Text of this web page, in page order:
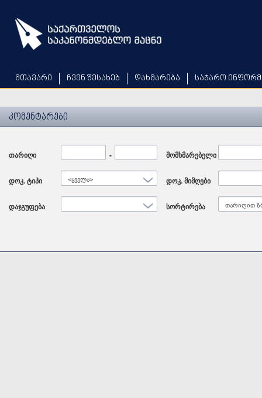
main
content
მთავარი ჩვენ შესახებ დახმარება საჯარო
კომენტარები
თარიღი - მომხმარებელი
დოკ. ტიპი <ყველა> დოკ. მიმღები
დაჯგუფება სორტირება თარიღით